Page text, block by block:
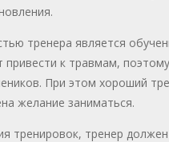
тренера является
к травмам,
При этом хороший
желание заниматься.
тренировок, тренер